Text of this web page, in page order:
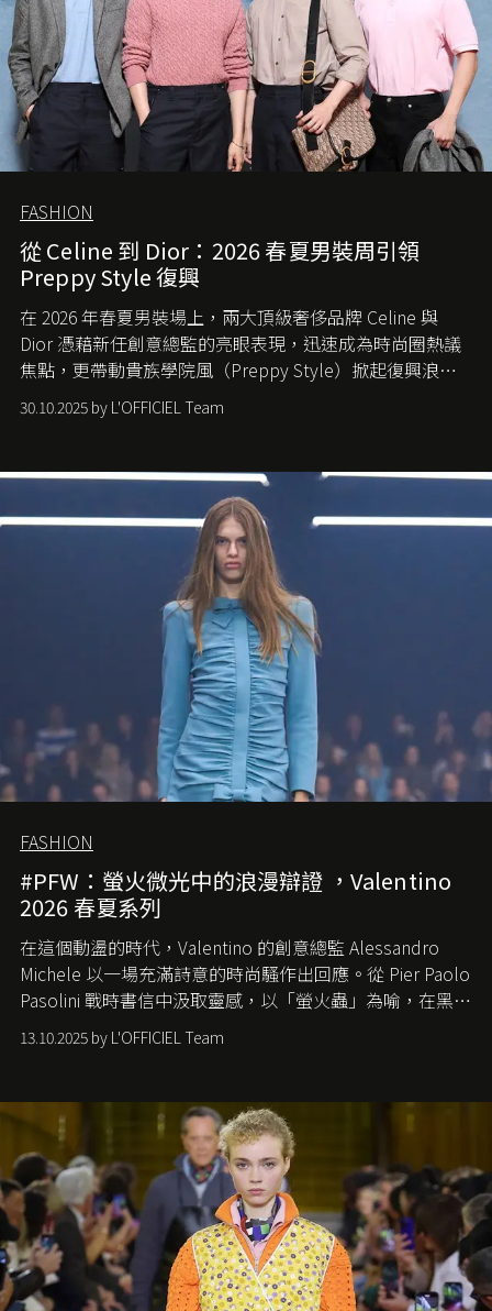
FASHION
從 Celine 到 Dior：2026 春夏男裝周引領
Preppy Style 復興
在 2026 年春夏男裝場上，兩大頂級奢侈品牌 Celine 與
Dior 憑藉新任創意總監的亮眼表現，迅速成為時尚圈熱議
焦點，更帶動貴族學院風（Preppy Style）掀起復興浪
潮，讓這股經典風格再度回到大眾視線。
30.10.2025 by L'OFFICIEL Team
FASHION
#PFW：螢火微光中的浪漫辯證 ，Valentino
2026 春夏系列
在這個動盪的時代， Valentino 的創意總監 Alessandro
Michele 以一場充滿詩意的時尚騷作出回應。從 Pier Paolo
Pasolini 戰時書信中汲取靈感，以「螢火蟲」為喻，在黑暗
中找尋希望的微光。
13.10.2025 by L'OFFICIEL Team